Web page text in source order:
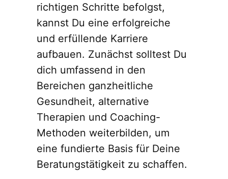
richtigen Schritte befolgst,
kannst Du eine erfolgreiche
und erfüllende Karriere
aufbauen. Zunächst solltest Du
dich umfassend in den
Bereichen ganzheitliche
Gesundheit, alternative
Therapien und Coaching-
Methoden weiterbilden, um
eine fundierte Basis für Deine
Beratungstätigkeit zu schaffen.